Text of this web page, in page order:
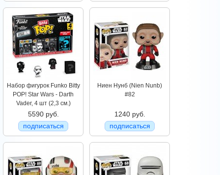
Набор фигурок Funko Bitty
POP! Star Wars - Darth
Vader, 4 шт (2,3 см.)
5590 руб.
подписаться
Ниен Нунб (Nien Nunb)
#82
1240 руб.
подписаться